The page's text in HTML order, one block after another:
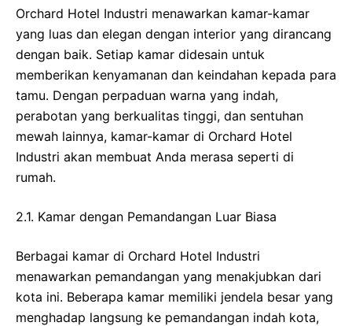
Orchard Hotel Industri menawarkan kamar-kamar
yang luas dan elegan dengan interior yang dirancang
dengan baik. Setiap kamar didesain untuk
memberikan kenyamanan dan keindahan kepada para
tamu. Dengan perpaduan warna yang indah,
perabotan yang berkualitas tinggi, dan sentuhan
mewah lainnya, kamar-kamar di Orchard Hotel
Industri akan membuat Anda merasa seperti di
rumah.
2.1. Kamar dengan Pemandangan Luar Biasa
Berbagai kamar di Orchard Hotel Industri
menawarkan pemandangan yang menakjubkan dari
kota ini. Beberapa kamar memiliki jendela besar yang
menghadap langsung ke pemandangan indah kota,